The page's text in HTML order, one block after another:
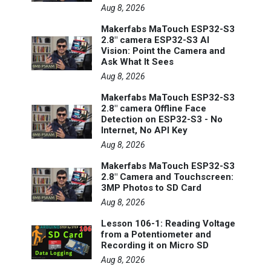
Aug 8, 2026
Makerfabs MaTouch ESP32-S3
2.8" camera ESP32-S3 AI
Vision: Point the Camera and
Ask What It Sees
Aug 8, 2026
Makerfabs MaTouch ESP32-S3
2.8" camera Offline Face
Detection on ESP32-S3 - No
Internet, No API Key
Aug 8, 2026
Makerfabs MaTouch ESP32-S3
2.8" Camera and Touchscreen:
3MP Photos to SD Card
Aug 8, 2026
Lesson 106-1: Reading Voltage
from a Potentiometer and
Recording it on Micro SD
Aug 8, 2026